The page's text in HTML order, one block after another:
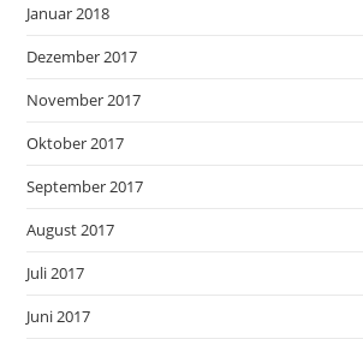
Januar 2018
Dezember 2017
November 2017
Oktober 2017
September 2017
August 2017
Juli 2017
Juni 2017